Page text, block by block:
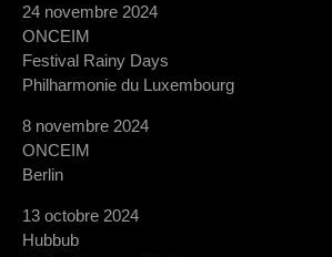
24 novembre 2024
ONCEIM
Festival Rainy Days
Philharmonie du Luxembourg
8 novembre 2024
ONCEIM
Berlin
13 octobre 2024
Hubbub